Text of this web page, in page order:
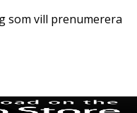
som vill prenumerera